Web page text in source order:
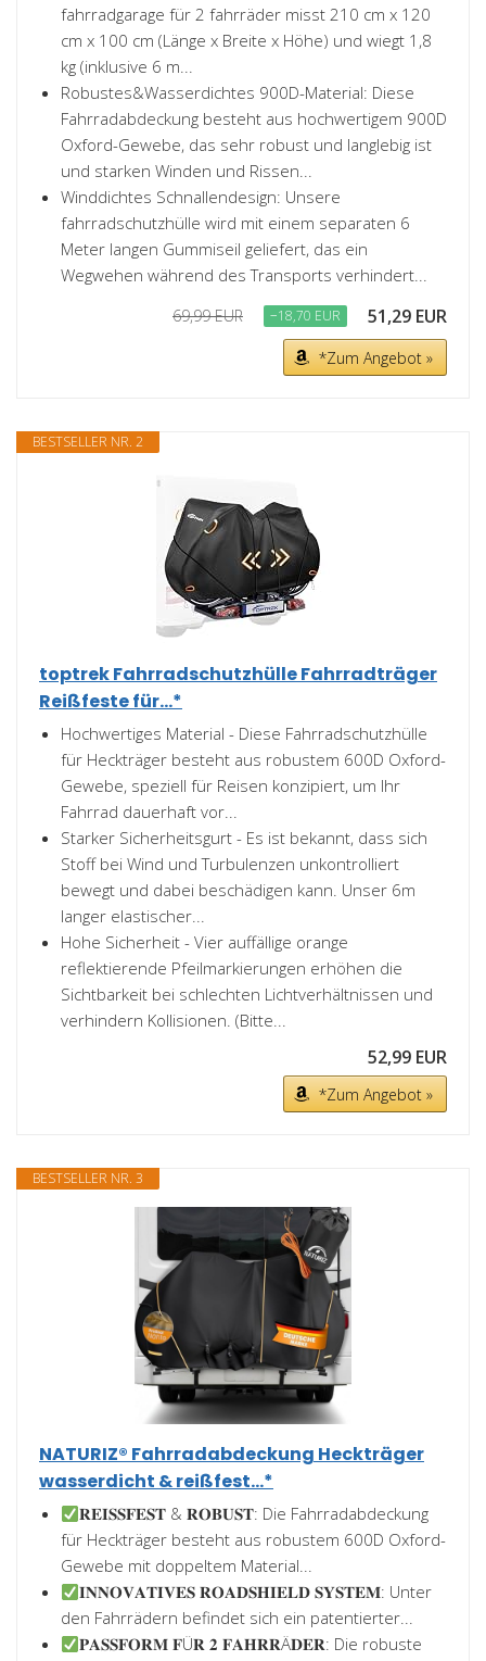
fahrradgarage für 2 fahrräder misst 210 cm x 120
cm x 100 cm (Länge x Breite x Höhe) und wiegt 1,8
kg (inklusive 6 m...
Robustes&Wasserdichtes 900D-Material: Diese
Fahrradabdeckung besteht aus hochwertigem 900D
Oxford-Gewebe, das sehr robust und langlebig ist
und starken Winden und Rissen...
Winddichtes Schnallendesign: Unsere
fahrradschutzhülle wird mit einem separaten 6
Meter langen Gummiseil geliefert, das ein
Wegwehen während des Transports verhindert...
69,99 EUR −18,70 EUR 51,29 EUR
*Zum Angebot »
BESTSELLER NR. 2
toptrek Fahrradschutzhülle Fahrradträger
Reißfeste für...*
Hochwertiges Material - Diese Fahrradschutzhülle
für Heckträger besteht aus robustem 600D Oxford-
Gewebe, speziell für Reisen konzipiert, um Ihr
Fahrrad dauerhaft vor...
Starker Sicherheitsgurt - Es ist bekannt, dass sich
Stoff bei Wind und Turbulenzen unkontrolliert
bewegt und dabei beschädigen kann. Unser 6m
langer elastischer...
Hohe Sicherheit - Vier auffällige orange
reflektierende Pfeilmarkierungen erhöhen die
Sichtbarkeit bei schlechten Lichtverhältnissen und
verhindern Kollisionen. (Bitte...
52,99 EUR
*Zum Angebot »
BESTSELLER NR. 3
NATURIZ® Fahrradabdeckung Heckträger
wasserdicht & reißfest...*
𝐑𝐄𝐈𝐒𝐒𝐅𝐄𝐒𝐓 & 𝐑𝐎𝐁𝐔𝐒𝐓: Die Fahrradabdeckung
für Heckträger besteht aus robustem 600D Oxford-
Gewebe mit doppeltem Material...
𝐈𝐍𝐍𝐎𝐕𝐀𝐓𝐈𝐕𝐄𝐒 𝐑𝐎𝐀𝐃𝐒𝐇𝐈𝐄𝐋𝐃 𝐒𝐘𝐒𝐓𝐄𝐌: Unter
den Fahrrädern befindet sich ein patentierter...
𝐏𝐀𝐒𝐒𝐅𝐎𝐑𝐌 𝐅Ü𝐑 𝟐 𝐅𝐀𝐇𝐑𝐑Ä𝐃𝐄𝐑: Die robuste